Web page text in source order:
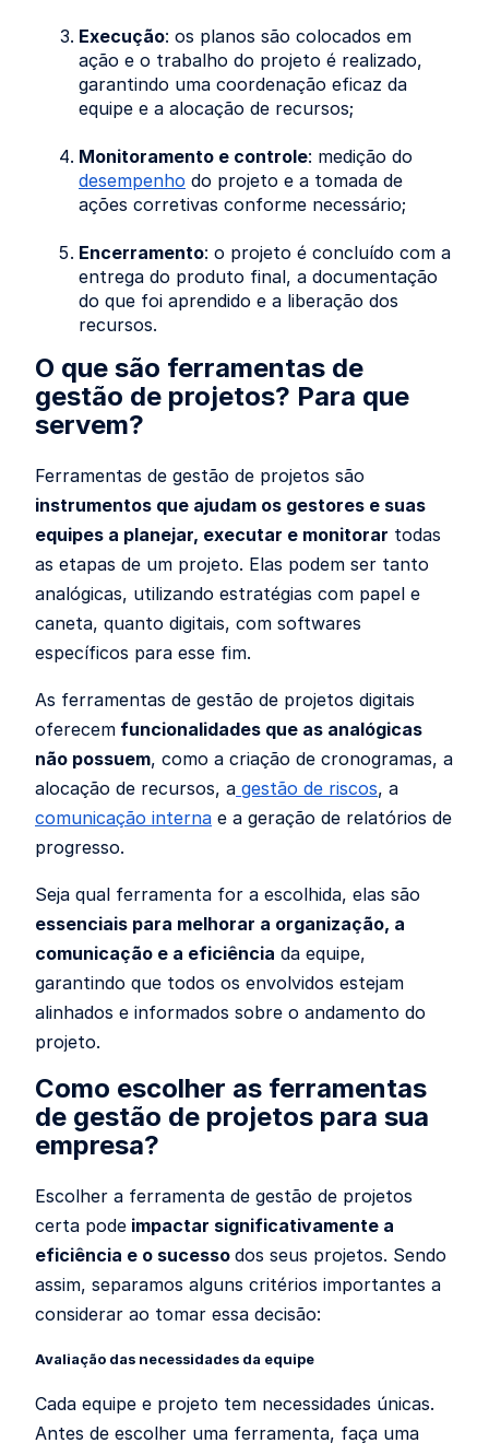
Execução: os planos são colocados em
ação e o trabalho do projeto é realizado,
garantindo uma coordenação eficaz da
equipe e a alocação de recursos;
Monitoramento e controle: medição do
desempenho do projeto e a tomada de
ações corretivas conforme necessário;
Encerramento: o projeto é concluído com a
entrega do produto final, a documentação
do que foi aprendido e a liberação dos
recursos.
O que são ferramentas de
gestão de projetos? Para que
servem?
Ferramentas de gestão de projetos são
instrumentos que ajudam os gestores e suas
equipes a planejar, executar e monitorar todas
as etapas de um projeto. Elas podem ser tanto
analógicas, utilizando estratégias com papel e
caneta, quanto digitais, com softwares
específicos para esse fim.
As ferramentas de gestão de projetos digitais
oferecem funcionalidades que as analógicas
não possuem, como a criação de cronogramas, a
alocação de recursos, a gestão de riscos, a
comunicação interna e a geração de relatórios de
progresso.
Seja qual ferramenta for a escolhida, elas são
essenciais para melhorar a organização, a
comunicação e a eficiência da equipe,
garantindo que todos os envolvidos estejam
alinhados e informados sobre o andamento do
projeto.
Como escolher as ferramentas
de gestão de projetos para sua
empresa?
Escolher a ferramenta de gestão de projetos
certa pode impactar significativamente a
eficiência e o sucesso dos seus projetos. Sendo
assim, separamos alguns critérios importantes a
considerar ao tomar essa decisão:
Avaliação das necessidades da equipe
Cada equipe e projeto tem necessidades únicas.
Antes de escolher uma ferramenta, faça uma